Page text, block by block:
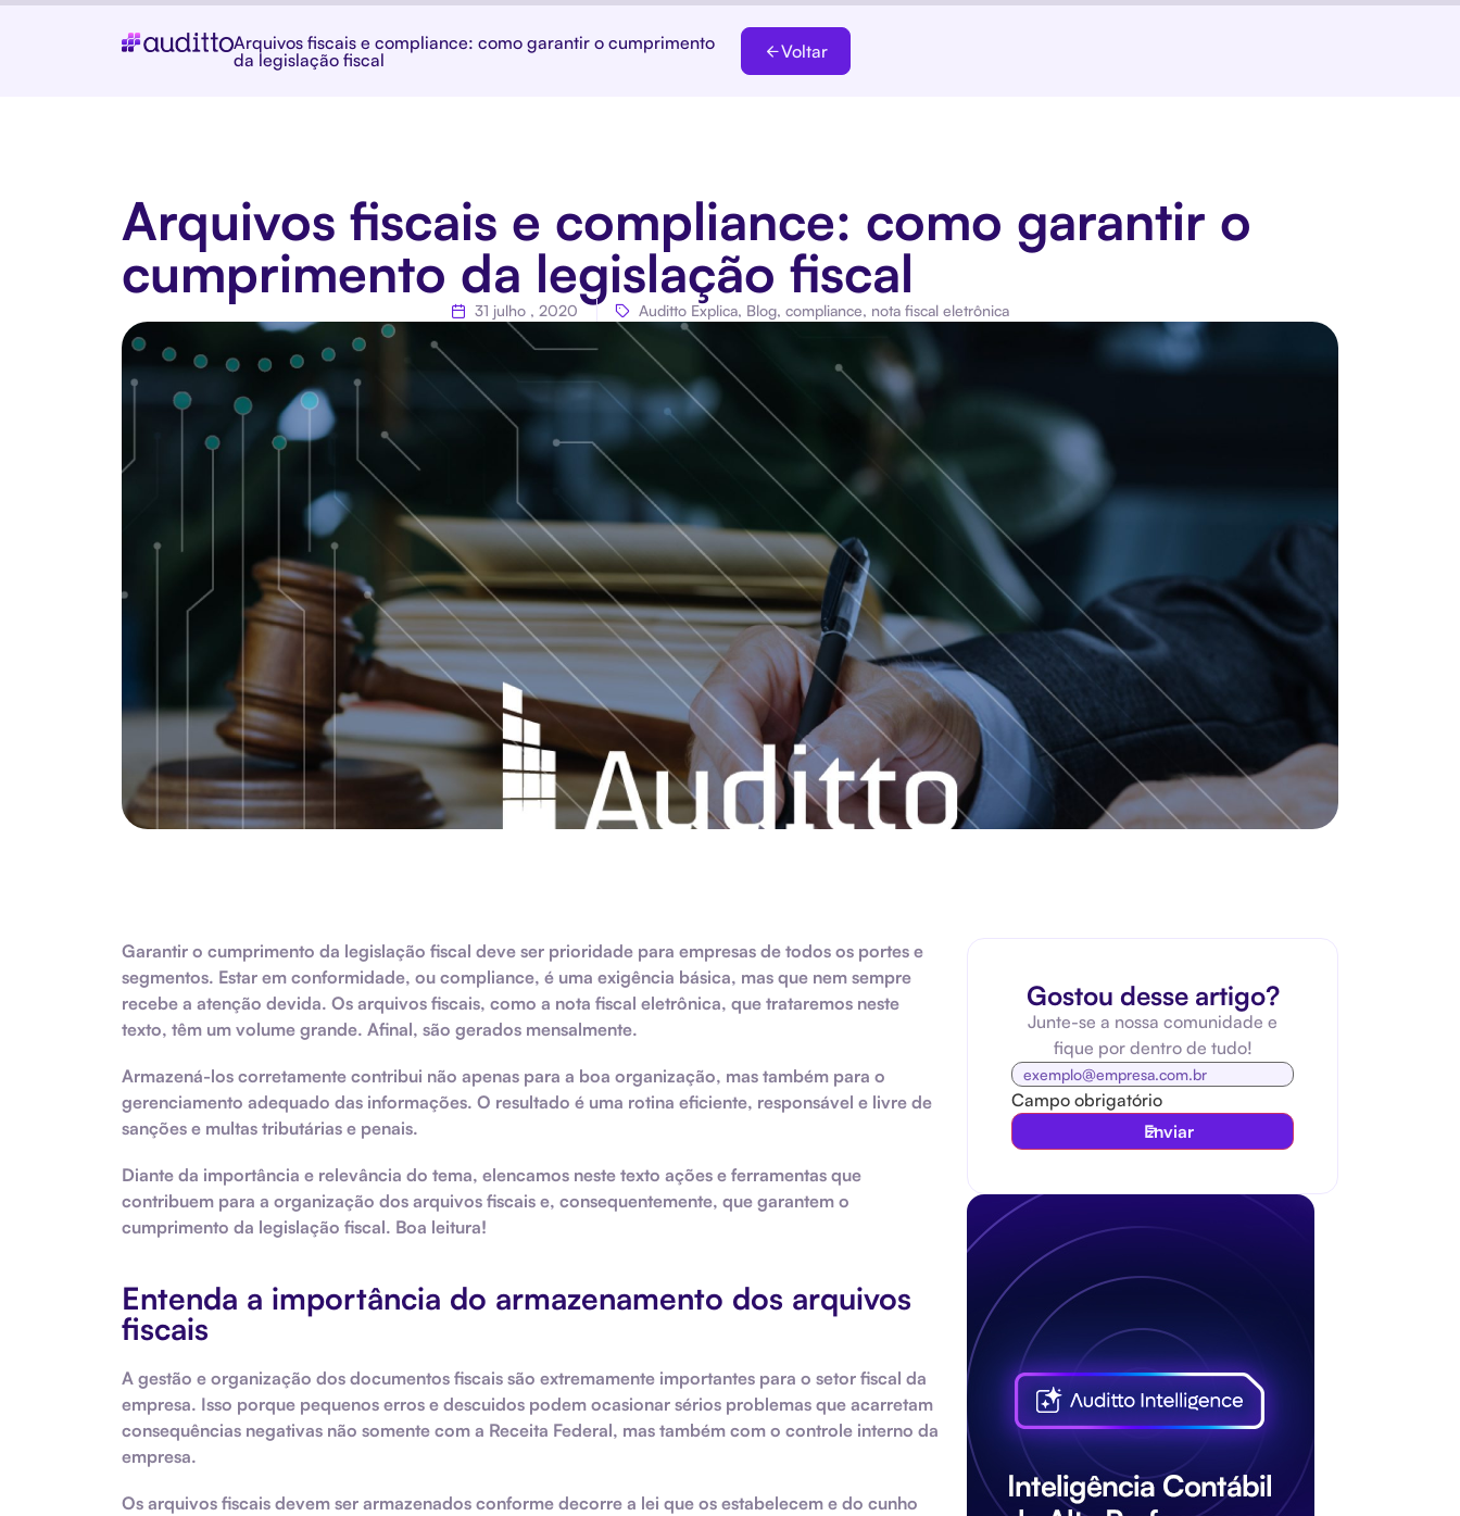
Arquivos fiscais e compliance: como garantir o cumprimento
da legislação fiscal
Voltar
Arquivos fiscais e compliance: como garantir o
cumprimento da legislação fiscal
31 julho , 2020 Auditto Explica, Blog, compliance, nota fiscal eletrônica
Garantir o cumprimento da legislação fiscal deve ser prioridade para empresas de todos os portes e
segmentos. Estar em conformidade, ou compliance, é uma exigência básica, mas que nem sempre
recebe a atenção devida. Os arquivos fiscais, como a nota fiscal eletrônica, que trataremos neste
texto, têm um volume grande. Afinal, são gerados mensalmente.
Armazená-los corretamente contribui não apenas para a boa organização, mas também para o
gerenciamento adequado das informações. O resultado é uma rotina eficiente, responsável e livre de
sanções e multas tributárias e penais.
Diante da importância e relevância do tema, elencamos neste texto ações e ferramentas que
contribuem para a organização dos arquivos fiscais e, consequentemente, que garantem o
cumprimento da legislação fiscal. Boa leitura!
Entenda a importância do armazenamento dos arquivos
fiscais
A gestão e organização dos documentos fiscais são extremamente importantes para o setor fiscal da
empresa. Isso porque pequenos erros e descuidos podem ocasionar sérios problemas que acarretam
consequências negativas não somente com a Receita Federal, mas também com o controle interno da
empresa.
Os arquivos fiscais devem ser armazenados conforme decorre a lei que os estabelecem e do cunho
Gostou desse artigo?
Junte-se a nossa comunidade e
fique por dentro de tudo!
Campo obrigatório
Enviar